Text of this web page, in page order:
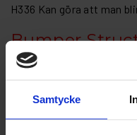
Samtycke
H336 Kan göra att man
Bumper
Användningsområde:
UV-beständig och
Spray kan användas i
kofångare, tillbehördelar,